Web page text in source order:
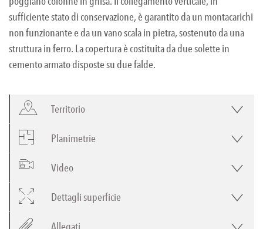
sufficiente stato di conservazione, è garantito da un montacarichi
non funzionante e da un vano scala in pietra, sostenuto da una
struttura in ferro. La copertura è costituita da due solette in
cemento armato disposte su due falde.
Territorio
Planimetrie
Video
Dettagli superficie
Allegati